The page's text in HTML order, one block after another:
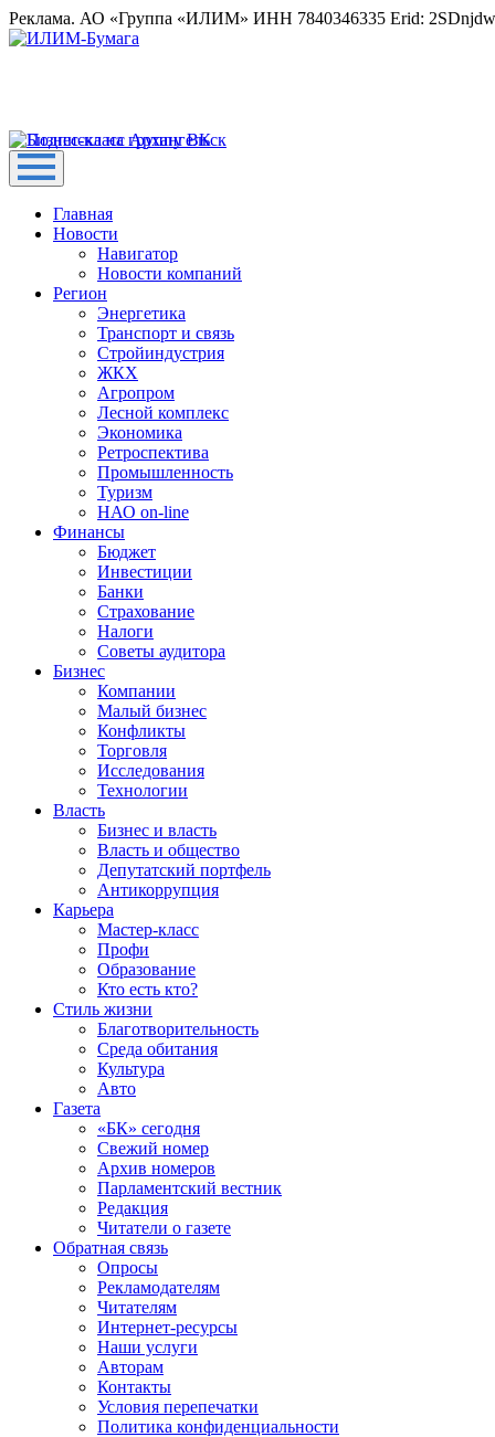
Реклама. АО «Группа «ИЛИМ» ИНН 7840346335 Erid:
Главная
Новости
Навигатор
Новости компаний
Регион
Энергетика
Транспорт и связь
Стройиндустрия
ЖКХ
Агропром
Лесной комплекс
Экономика
Ретроспектива
Промышленность
Туризм
НАО on-line
Финансы
Бюджет
Инвестиции
Банки
Страхование
Налоги
Советы аудитора
Бизнес
Компании
Малый бизнес
Конфликты
Торговля
Исследования
Технологии
Власть
Бизнес и власть
Власть и общество
Депутатский портфель
Антикоррупция
Карьера
Мастер-класс
Профи
Образование
Кто есть кто?
Стиль жизни
Благотворительность
Среда обитания
Культура
Авто
Газета
«БК» сегодня
Свежий номер
Архив номеров
Парламентский вестник
Редакция
Читатели о газете
Обратная связь
Опросы
Рекламодателям
Читателям
Интернет-ресурсы
Наши услуги
Авторам
Контакты
Условия перепечатки
Политика конфиденциальности